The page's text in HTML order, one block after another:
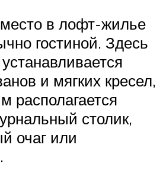
в лофт-жилье
гостиной. Здесь
и мягких кресел,
располагается
столик,
очаг или